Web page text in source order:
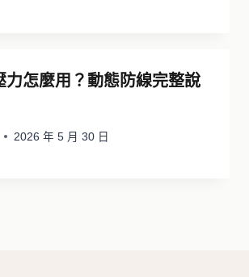
力怎麼用？動態防線完整說
2026 年 5 月 30 日